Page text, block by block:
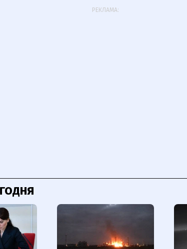
РЕКЛАМА: